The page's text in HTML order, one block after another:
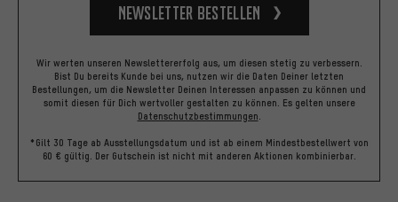
Newsletter bestellen
Wir werten unseren Newslettererfolg aus, um diesen stetig zu verbessern.
Bist Du bereits Kunde bei uns, nutzen wir die Daten Deiner letzten
Bestellungen, um die Newsletter Deinen Interessen anpassen zu können und
somit diesen für Dich wertvoller gestalten zu können. Es gelten unsere
Datenschutzbestimmungen
*Gilt 30 Tage ab Ausstellungsdatum und ist ab einem Mindestbestellwert von
60 € gültig. Der Gutschein ist nicht mit anderen Aktionen kombinierbar.